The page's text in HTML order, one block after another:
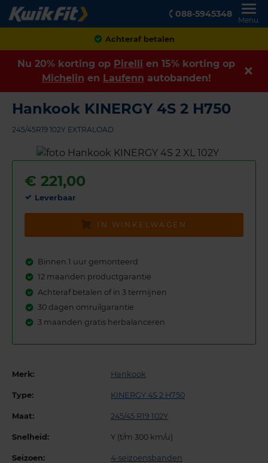
088-5945348
Menu
Achteraf betalen
Nu 20% korting op Pirelli en 15% korting op
Michelin en Laufenn autobanden!
Hankook KINERGY 4S 2 H750
245/45R19 102Y EXTRALOAD
€ 221,00
Leverbaar
IN WINKELWAGEN
Binnen 1 uur gemonteerd
12 maanden productgarantie
Achteraf betalen of in 3 termijnen
30 dagen omruilgarantie
3 maanden gratis herbalanceren
Merk: Hankook
Type: KINERGY 4S 2 H750
Maat: 245/45 R19 102Y
Snelheid: Y (t/m 300 km/u)
Seizoen: 4-seizoensbanden